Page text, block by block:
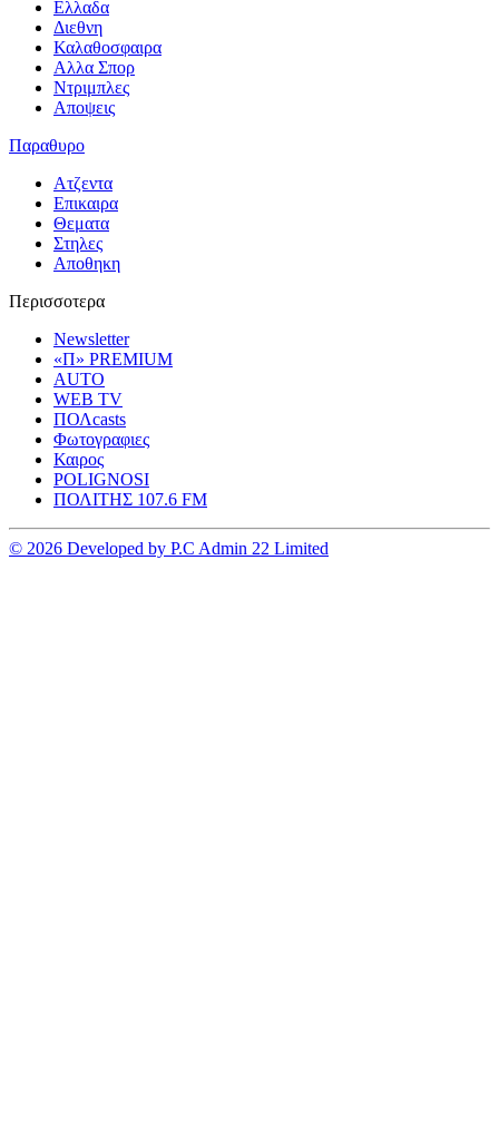
Ελλαδα
Διεθνη
Καλαθοσφαιρα
Αλλα Σπορ
Ντριμπλες
Αποψεις
Παραθυρο
Ατζεντα
Επικαιρα
Θεματα
Στηλες
Αποθηκη
Περισσοτερα
Newsletter
«Π» PREMIUM
AUTO
WEB TV
ΠΟΛcasts
Φωτογραφιες
Καιρος
POLIGNOSI
ΠΟΛΙΤΗΣ 107.6 FM
© 2026 Developed by P.C Admin 22 Limited